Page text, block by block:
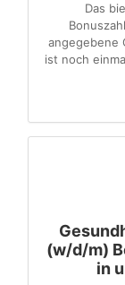
Das
angegebene
ist noch
(w/d/m)
in